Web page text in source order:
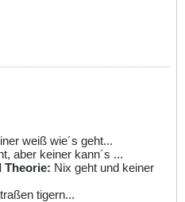
weiß wie´s geht...
aber keiner kann´s ...
Theorie: Nix geht und keiner
tigern...